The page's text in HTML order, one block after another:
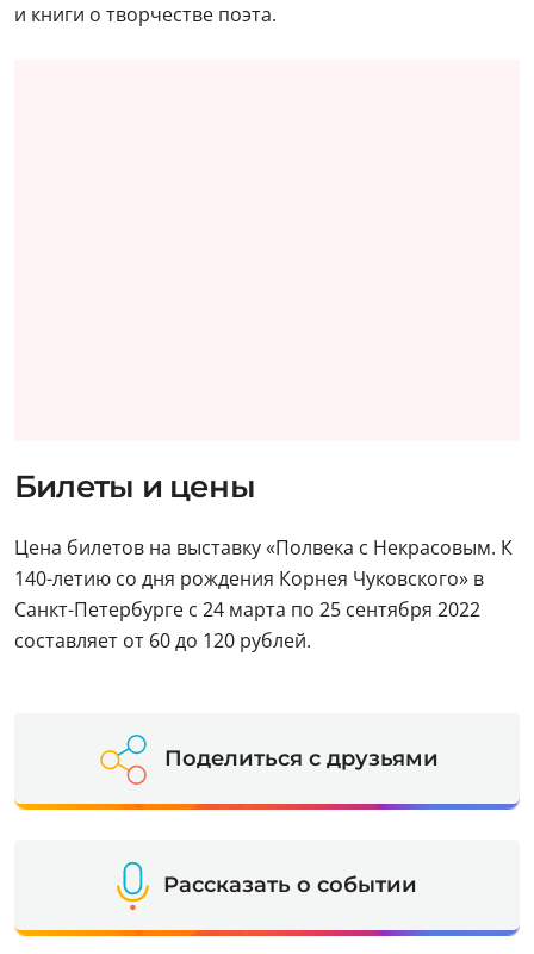
и книги о творчестве поэта.
Билеты и цены
Цена билетов на выставку «Полвека с Некрасовым. К
140-летию со дня рождения Корнея Чуковского» в
Санкт-Петербурге с 24 марта по 25 сентября 2022
составляет от 60 до 120 рублей.
Поделиться с друзьями
Рассказать о событии